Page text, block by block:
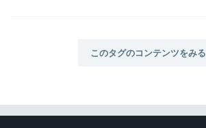
このタグのコンテンツをみる